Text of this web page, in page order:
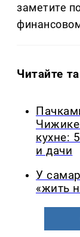
заметите
Читайте
кухне:
и дачи
У
«жить